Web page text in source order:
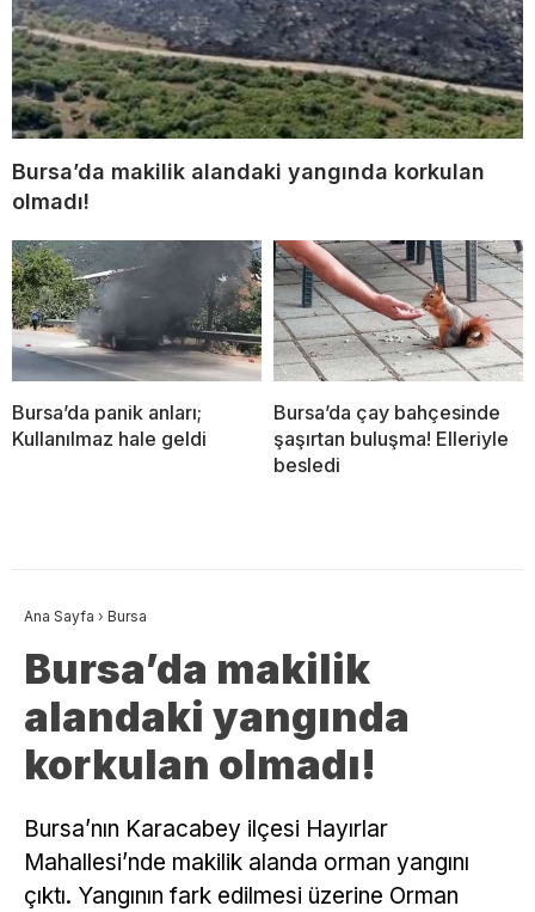
Bursa’da makilik alandaki yangında korkulan
olmadı!
Bursa’da panik anları;
Kullanılmaz hale geldi
Bursa’da çay bahçesinde
şaşırtan buluşma! Elleriyle
besledi
Ana Sayfa › Bursa
Bursa’da makilik
alandaki yangında
korkulan olmadı!
Bursa’nın Karacabey ilçesi Hayırlar
Mahallesi’nde makilik alanda orman yangını
çıktı. Yangının fark edilmesi üzerine Orman